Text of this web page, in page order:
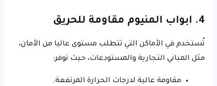
4. ابواب المنيوم مقاومة للحريق
تُستخدم في الأماكن التي تتطلب مستوى عاليا من الأمان،
مثل المباني التجارية والمستودعات، حيث توفر:
مقاومة عالية لدرجات الحرارة المرتفعة.